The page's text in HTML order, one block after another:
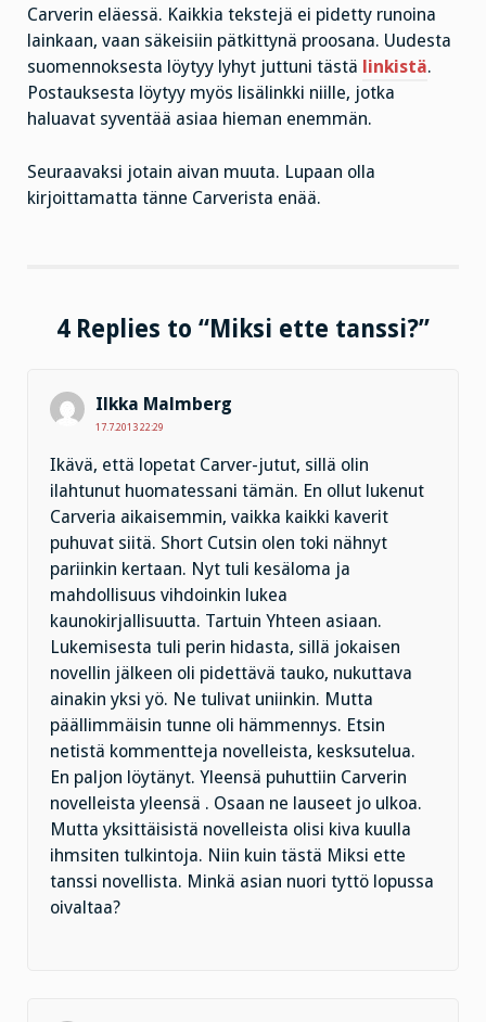
Carverin eläessä. Kaikkia tekstejä ei pidetty runoina
lainkaan, vaan säkeisiin pätkittynä proosana. Uudesta
suomennoksesta löytyy lyhyt juttuni tästä linkistä.
Postauksesta löytyy myös lisälinkki niille, jotka
haluavat syventää asiaa hieman enemmän.
Seuraavaksi jotain aivan muuta. Lupaan olla
kirjoittamatta tänne Carverista enää.
4 Replies to “Miksi ette tanssi?”
Ilkka Malmberg
17.7.2013 22:29
Ikävä, että lopetat Carver-jutut, sillä olin
ilahtunut huomatessani tämän. En ollut lukenut
Carveria aikaisemmin, vaikka kaikki kaverit
puhuvat siitä. Short Cutsin olen toki nähnyt
pariinkin kertaan. Nyt tuli kesäloma ja
mahdollisuus vihdoinkin lukea
kaunokirjallisuutta. Tartuin Yhteen asiaan.
Lukemisesta tuli perin hidasta, sillä jokaisen
novellin jälkeen oli pidettävä tauko, nukuttava
ainakin yksi yö. Ne tulivat uniinkin. Mutta
päällimmäisin tunne oli hämmennys. Etsin
netistä kommentteja novelleista, kesksutelua.
En paljon löytänyt. Yleensä puhuttiin Carverin
novelleista yleensä . Osaan ne lauseet jo ulkoa.
Mutta yksittäisistä novelleista olisi kiva kuulla
ihmsiten tulkintoja. Niin kuin tästä Miksi ette
tanssi novellista. Minkä asian nuori tyttö lopussa
oivaltaa?